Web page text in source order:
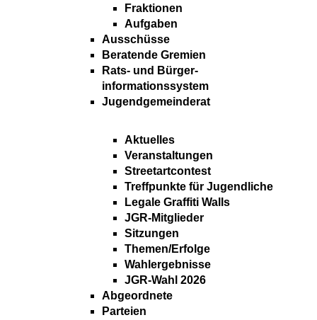
Fraktionen
Aufgaben
Ausschüsse
Beratende Gremien
Rats- und Bürger-
informationssystem
Jugendgemeinderat
Aktuelles
Veranstaltungen
Streetartcontest
Treffpunkte für Jugendliche
Legale Graffiti Walls
JGR-Mitglieder
Sitzungen
Themen/Erfolge
Wahlergebnisse
JGR-Wahl 2026
Abgeordnete
Parteien